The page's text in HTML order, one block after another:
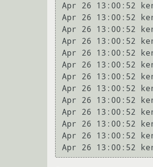
Apr 26 13:00:52
Apr 26 13:00:52
Apr 26 13:00:52
Apr 26 13:00:52
Apr 26 13:00:52
Apr 26 13:00:52
Apr 26 13:00:52
Apr 26 13:00:52
Apr 26 13:00:52
Apr 26 13:00:52
Apr 26 13:00:52
Apr 26 13:00:52